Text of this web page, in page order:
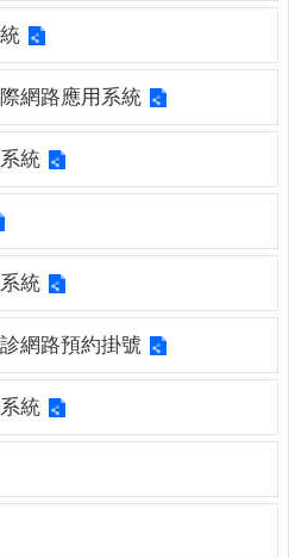
網路應用系統
統
統
網路預約掛號
統